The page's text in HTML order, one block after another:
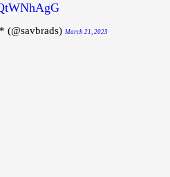
(@savbrads) March 21, 2023